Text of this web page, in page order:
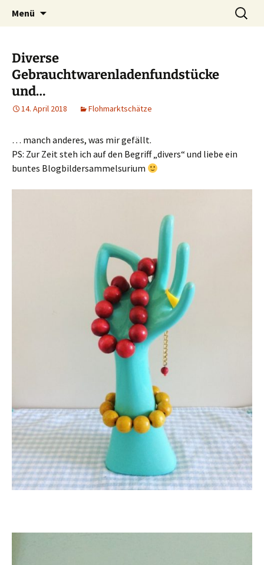
Häkelfieber
Ich bin im…
Menü
Suchen
nach:
Diverse
Gebrauchtwarenladenfundstücke
und…
14. April 2018 Flohmarktschätze
… manch anderes, was mir gefällt.
PS: Zur Zeit steh ich auf den Begriff „divers“ und liebe ein
buntes Blogbildersammelsurium